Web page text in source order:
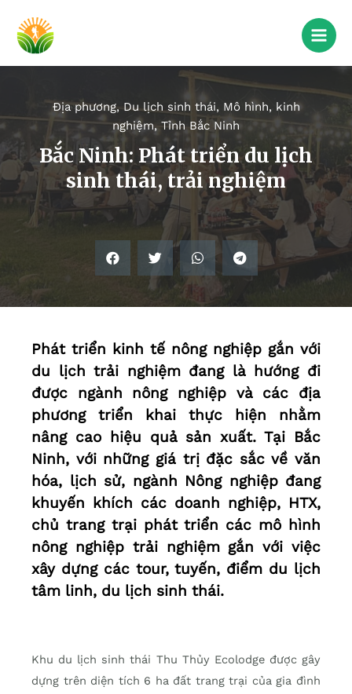
Địa phương,Du lịch sinh thái, Mô hình, kinh
nghiệm,Tỉnh Bắc Ninh
Bắc Ninh: Phát triển du lịch
sinh thái, trải nghiệm
Phát triển kinh tế nông nghiệp gắn với
du lịch trải nghiệm đang là hướng đi
được ngành nông nghiệp và các địa
phương triển khai thực hiện nhằm
nâng cao hiệu quả sản xuất. Tại Bắc
Ninh, với những giá trị đặc sắc về văn
hóa, lịch sử, ngành Nông nghiệp đang
khuyến khích các doanh nghiệp, HTX,
chủ trang trại phát triển các mô hình
nông nghiệp trải nghiệm gắn với việc
xây dựng các tour, tuyến, điểm du lịch
tâm linh, du lịch sinh thái.
Khu du lịch sinh thái Thu Thủy Ecolodge được gây
dựng trên diện tích 6 ha đất trang trại của gia đình